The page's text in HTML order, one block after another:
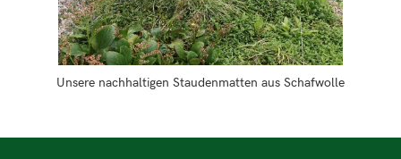
Unsere nachhaltigen Staudenmatten aus Schafwolle